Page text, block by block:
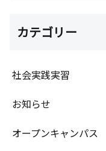
カテゴリー
社会実践実習
お知らせ
オープンキャンパス